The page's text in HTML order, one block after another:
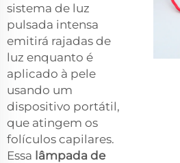
sistema de luz
pulsada intensa
emitirá rajadas de
luz enquanto é
aplicado à pele
usando um
dispositivo portátil,
que atingem os
folículos capilares.
Essa lâmpada de